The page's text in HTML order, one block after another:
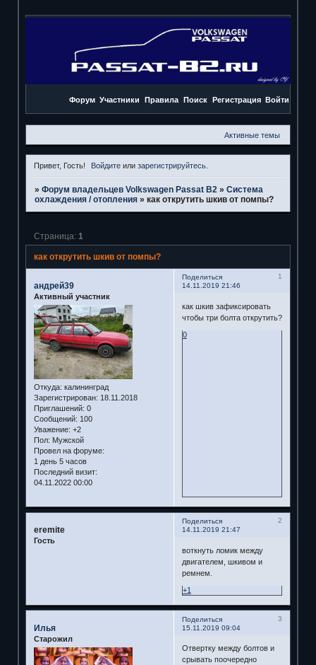
Форум Участники Правила Поиск Регистрация Войти
Активные темы
Привет, Гость! Войдите илизарегистрируйтесь
» Форум владельцев Volkswagen Passat B2 » Система
охлаждения / отопления » как открутить шкив от помпы?
как открутить шкив от помпы?
Страница: 1
Поделиться
1
14.11.2019 21:46
андрей39
Активный участник
Откуда: калининград
Зарегистрирован: 18.11.2018
Приглашений: 0
Сообщений: 100
Уважение: +2
Пол: Мужской
Провел на форуме:
1 день 5 часов
Последний визит:
04.11.2022 00:00
как шкив зафиксировать
чтобы три болта открутить?
0
Поделиться
2
14.11.2019 21:47
eremite
Гость
воткнуть ломик между
двигателем, шкивом и
ремнем.
+1
Поделиться
3
15.11.2019 09:04
Илья
Старожил
Отвертку между болтов и
срывать поочередно